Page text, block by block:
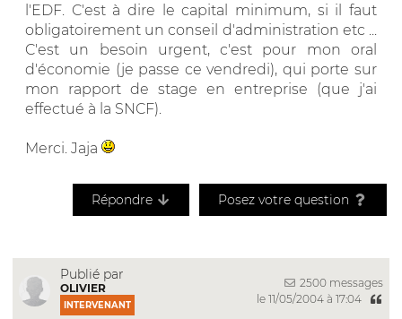
l'EDF. C'est à dire le capital minimum, si il faut
obligatoirement un conseil d'administration etc ...
C'est un besoin urgent, c'est pour mon oral
d'économie (je passe ce vendredi), qui porte sur
mon rapport de stage en entreprise (que j'ai
effectué à la SNCF).
Merci. Jaja
Répondre Posez votre question
Publié par
OLIVIER
INTERVENANT
2500 messages
le 11/05/2004 à 17:04